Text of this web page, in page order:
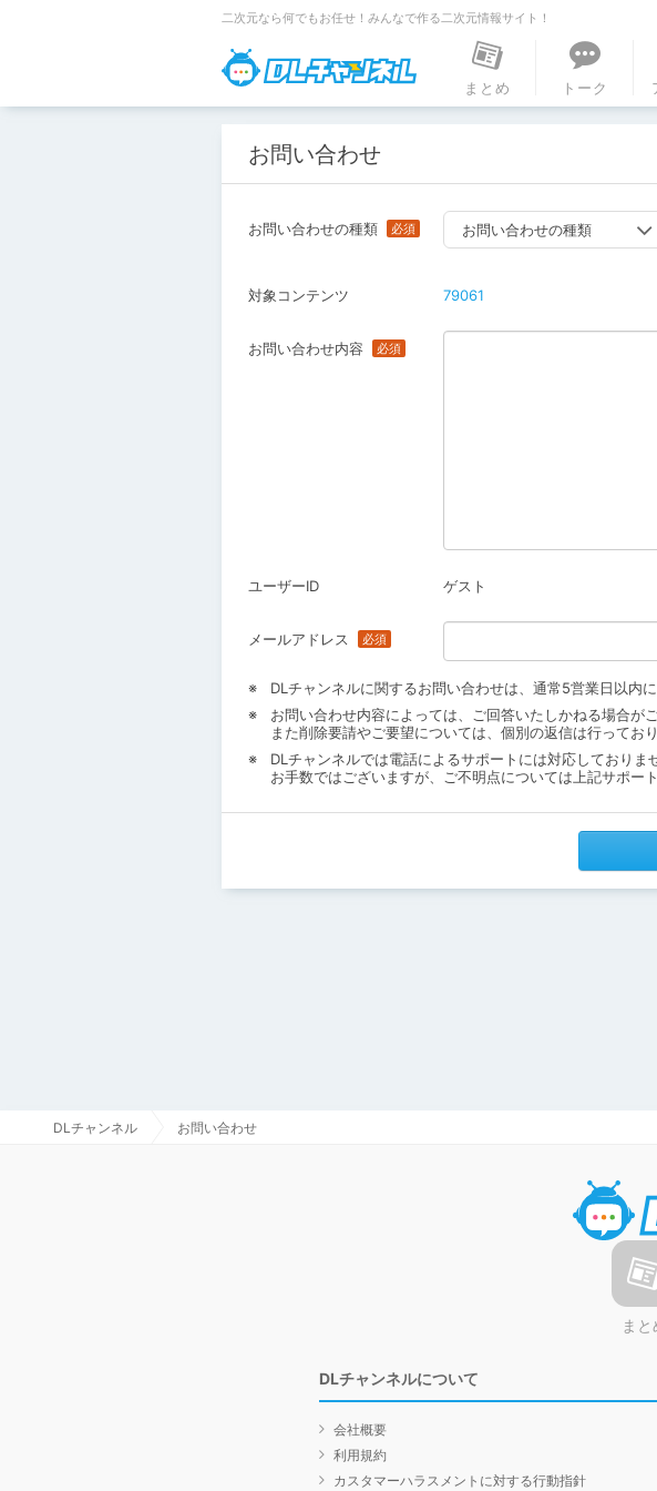
二次元なら何でもお任せ！みんなで作る二次元情報サイト！
DLチャンネル
まとめ
トーク
お問い合わせ
お問い合わせの種類 お問い合わせの種類
対象コンテンツ 79061
お問い合わせ内容
ユーザーID ゲスト
メールアドレス
DLチャンネルに関するお問い合わせは、通常5営業日以内
お問い合わせ内容によっては、ご回答いたしかねる場合がご
また削除要請やご要望については、個別の返信は行ってお
DLチャンネルでは電話によるサポートには対応しておりま
お手数ではございますが、ご不明点については上記サポー
DLチャンネル お問い合わせ
まと
DLチャンネルについて
会社概要
利用規約
カスタマーハラスメントに対する行動指針